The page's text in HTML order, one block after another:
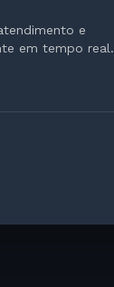
e
em tempo real.